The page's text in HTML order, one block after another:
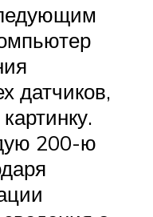
датчиков,
200-ю